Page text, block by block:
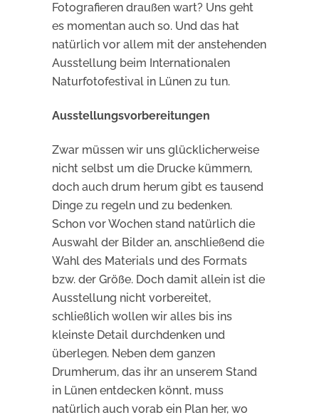
Fotografieren draußen wart? Uns geht
es momentan auch so. Und das hat
natürlich vor allem mit der anstehenden
Ausstellung beim Internationalen
Naturfotofestival in Lünen zu tun.
Ausstellungsvorbereitungen
Zwar müssen wir uns glücklicherweise
nicht selbst um die Drucke kümmern,
doch auch drum herum gibt es tausend
Dinge zu regeln und zu bedenken.
Schon vor Wochen stand natürlich die
Auswahl der Bilder an, anschließend die
Wahl des Materials und des Formats
bzw. der Größe. Doch damit allein ist die
Ausstellung nicht vorbereitet,
schließlich wollen wir alles bis ins
kleinste Detail durchdenken und
überlegen. Neben dem ganzen
Drumherum, das ihr an unserem Stand
in Lünen entdecken könnt, muss
natürlich auch vorab ein Plan her, wo